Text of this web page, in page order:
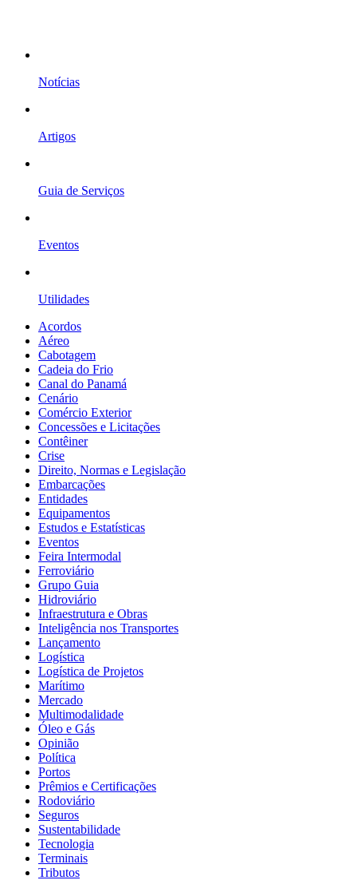
Notícias
Artigos
Guia de Serviços
Eventos
Utilidades
Acordos
Aéreo
Cabotagem
Cadeia do Frio
Canal do Panamá
Cenário
Comércio Exterior
Concessões e Licitações
Contêiner
Crise
Direito, Normas e Legislação
Embarcações
Entidades
Equipamentos
Estudos e Estatísticas
Eventos
Feira Intermodal
Ferroviário
Grupo Guia
Hidroviário
Infraestrutura e Obras
Inteligência nos Transportes
Lançamento
Logística
Logística de Projetos
Marítimo
Mercado
Multimodalidade
Óleo e Gás
Opinião
Política
Portos
Prêmios e Certificações
Rodoviário
Seguros
Sustentabilidade
Tecnologia
Terminais
Tributos